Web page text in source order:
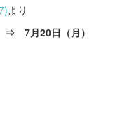
より
7月20日（月）